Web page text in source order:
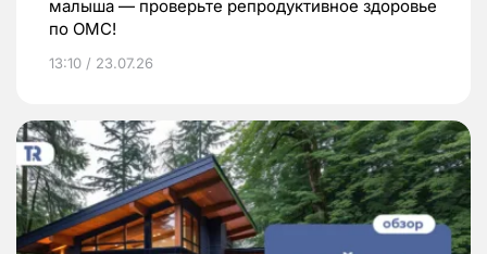
малыша — проверьте репродуктивное здоровье
по ОМС!
13:10 / 23.07.26